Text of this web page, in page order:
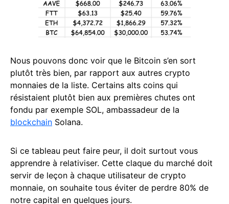
Nous pouvons donc voir que le Bitcoin s’en sort
plutôt très bien, par rapport aux autres crypto
monnaies de la liste. Certains alts coins qui
résistaient plutôt bien aux premières chutes ont
fondu par exemple SOL, ambassadeur de la
blockchain Solana.
Si ce tableau peut faire peur, il doit surtout vous
apprendre à relativiser. Cette claque du marché doit
servir de leçon à chaque utilisateur de crypto
monnaie, on souhaite tous éviter de perdre 80% de
notre capital en quelques jours.